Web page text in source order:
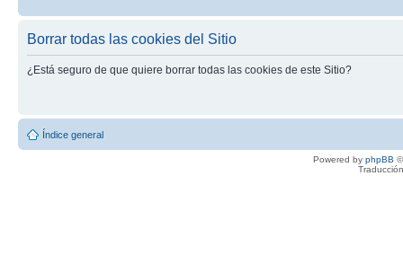
Borrar todas las cookies del Sitio
¿Está seguro de que quiere borrar todas las cookies de este Sitio?
Índice general
Powered by phpBB